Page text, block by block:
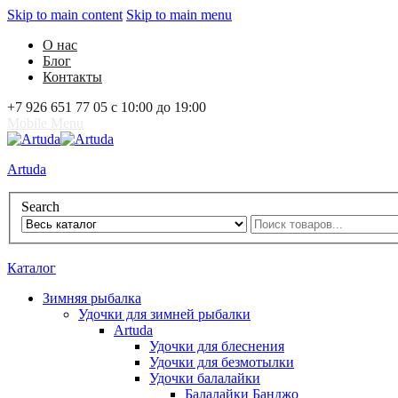
Skip to main content Skip to main menu
О нас
Блог
Контакты
+7 926 651 77 05 с 10:00 до 19:00
Artuda
Search
Каталог
Зимняя рыбалка
Удочки для зимней рыбалки
Artuda
Удочки для блеснения
Удочки для безмотылки
Удочки балалайки
Балалайки Банджо